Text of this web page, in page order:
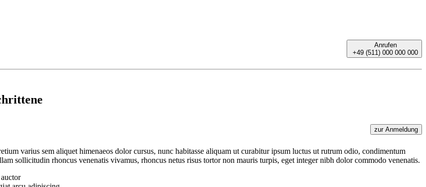
Anrufen
+49 (511) 000 000 000
zur Anmeldung
varius sem aliquet himenaeos dolor cursus, nunc habitasse aliquam ut curabitur ipsum luctus ut rutrum odio, condimentum
sollicitudin rhoncus venenatis vivamus, rhoncus netus risus tortor non mauris turpis, eget integer nibh dolor commodo venenatis.